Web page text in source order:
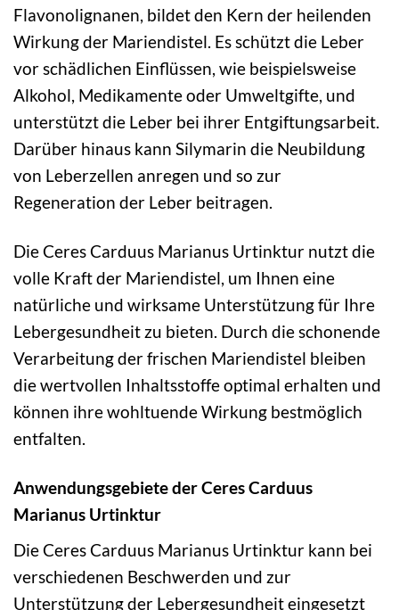
Flavonolignanen, bildet den Kern der heilenden
Wirkung der Mariendistel. Es schützt die Leber
vor schädlichen Einflüssen, wie beispielsweise
Alkohol, Medikamente oder Umweltgifte, und
unterstützt die Leber bei ihrer Entgiftungsarbeit.
Darüber hinaus kann Silymarin die Neubildung
von Leberzellen anregen und so zur
Regeneration der Leber beitragen.
Die Ceres Carduus Marianus Urtinktur nutzt die
volle Kraft der Mariendistel, um Ihnen eine
natürliche und wirksame Unterstützung für Ihre
Lebergesundheit zu bieten. Durch die schonende
Verarbeitung der frischen Mariendistel bleiben
die wertvollen Inhaltsstoffe optimal erhalten und
können ihre wohltuende Wirkung bestmöglich
entfalten.
Anwendungsgebiete der Ceres Carduus
Marianus Urtinktur
Die Ceres Carduus Marianus Urtinktur kann bei
verschiedenen Beschwerden und zur
Unterstützung der Lebergesundheit eingesetzt